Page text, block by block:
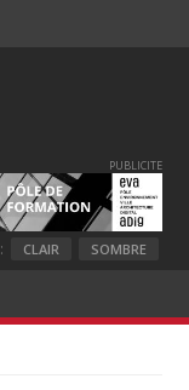
PUBLICITE
CLAIR SOMBRE